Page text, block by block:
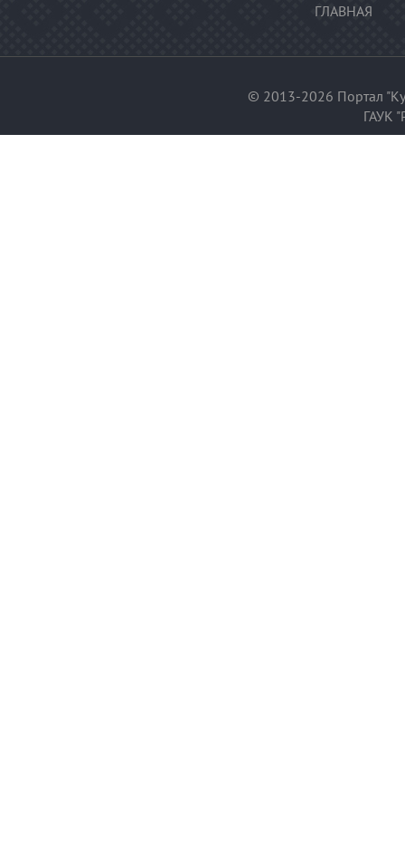
ГЛАВНАЯ
© 2013-2026 Портал
ГАУК